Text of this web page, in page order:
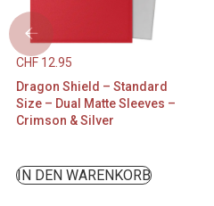
CHF 12.95
Dragon Shield – Standard
Size – Dual Matte Sleeves –
Crimson & Silver
IN DEN WARENKORB